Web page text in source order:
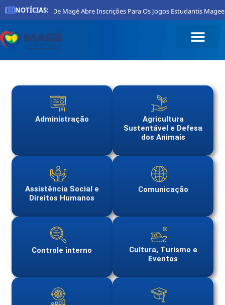
NOTÍCIAS:
Prefeitura De Magé Abre Inscrições Para Os Jogos Estudantis
Administração
Agricultura
Sustentável e Defesa
dos Animais
Assistência Social e
Direitos Humanos
Comunicação
Controle interno
Cultura, Turismo e
Eventos